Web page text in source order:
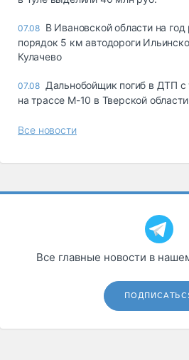
07.08 В Ивановской области на
порядок 5 км автодороги
Кулачево
07.08 Дальнобойщик погиб в ДТП с
на трассе М-10 в Тверской области
Все новости
Все главные новости в